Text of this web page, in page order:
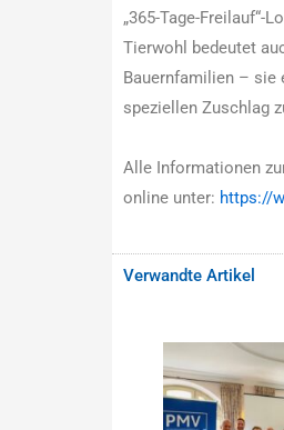
„365-Tage-Freilauf“-
Tierwohl bedeutet
Bauernfamilien – sie
speziellen Zuschlag
Alle Informationen
online unter: https://
Verwandte Artikel